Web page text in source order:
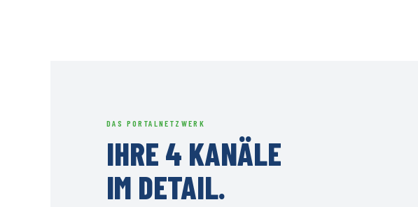
DAS PORTALNETZWERK
IHRE 4 KANÄLE
IM DETAIL.